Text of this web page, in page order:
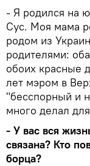
- Я родился на
Сус. Моя мама
родом из
родителями:
обоих красные
лет мэром в
"бесспорный и
много делал
- У вас вся
связана? Кто
борца?